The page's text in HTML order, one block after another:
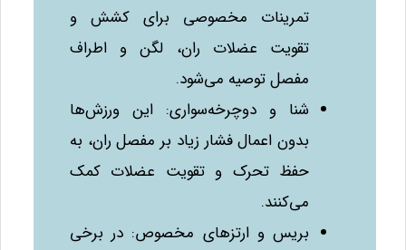
تمرینات مخصوصی برای کشش و
تقویت عضلات ران، لگن و اطراف
مفصل توصیه می‌شود.
شنا و دوچرخه‌سواری: این ورزش‌ها
بدون اعمال فشار زیاد بر مفصل ران، به
حفظ تحرک و تقویت عضلات کمک
می‌کنند.
بریس و ارتزهای مخصوص: در برخی